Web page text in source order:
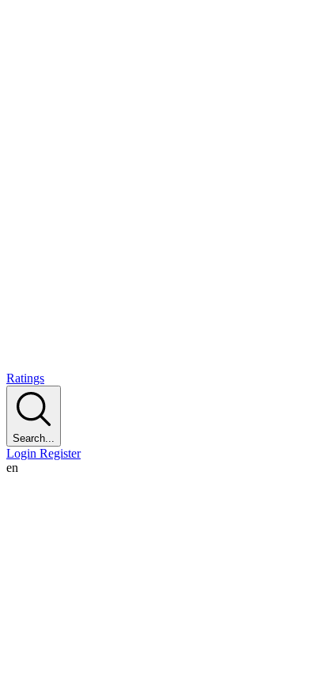
Ratings
Search...
Login Register
en